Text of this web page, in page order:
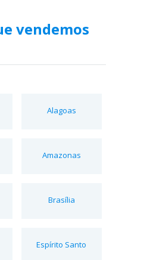
vendemos
Alagoas
Amazonas
Brasília
Espírito Santo